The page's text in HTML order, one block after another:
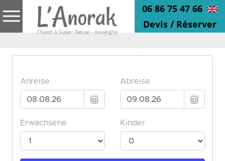
06 86 75 47 66
Devis / Réserver